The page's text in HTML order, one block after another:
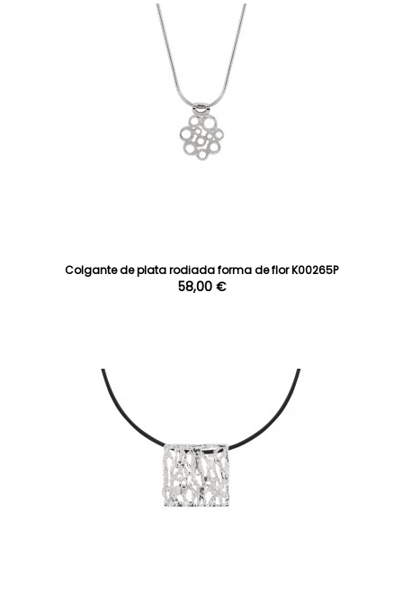
Colgante de plata rodiada forma de flor K00265P
58,00 €